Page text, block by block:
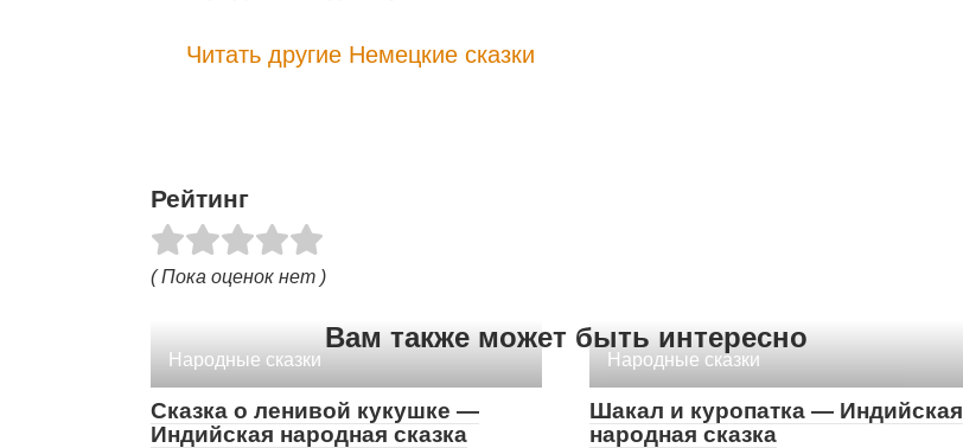
Читать другие Немецкие сказки
Рейтинг
( Пока оценок нет )
Вам также может быть интересно
Народные сказки
Сказка о ленивой кукушке —
Индийская народная сказка
Народные сказки
Шакал и куропатка — Индийская
народная сказка